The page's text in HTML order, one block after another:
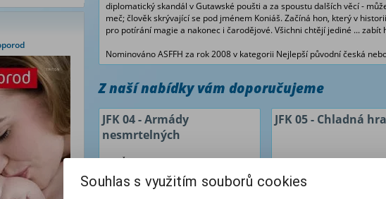
diplomatický skandál v Gutawské poušti a za spoustu dalších věcí -
meč; člověk skrývající se pod jménem Koniáš. Začíná hon, který v
pro potírání magie a nakonec i čarodějové. Všichni chtějí jediné ... zabít
Nominováno ASFFH za rok 2008 v kategorii Nejlepší původní česká
Z naší nabídky vám doporučujeme
JFK 04 - Armády
nesmrtelných
JFK 05 - Chladná hra
Souhlas s využitím souborů cookies